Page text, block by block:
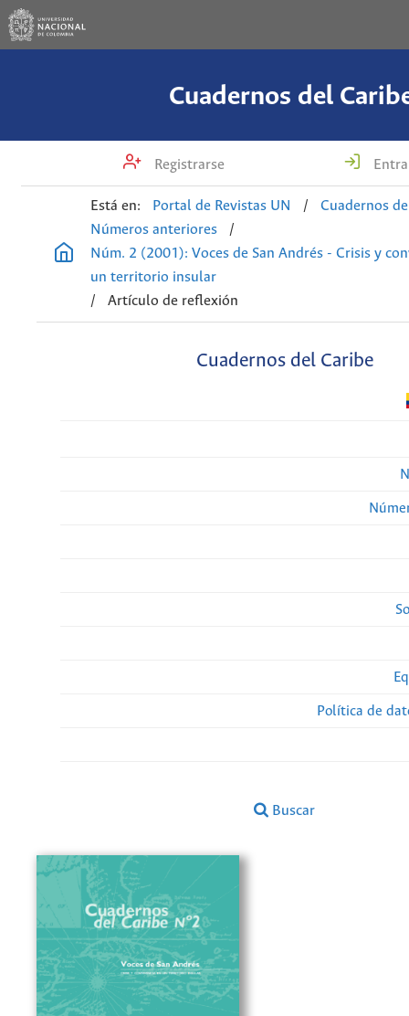
Cuadernos del
Registrarse
Está en: Portal de Revistas UN /
Cuadernos
Números anteriores
/
Núm. 2 (2001): Voces de San Andrés - Crisis y
un territorio insular
/
Artículo de reflexión
Cuadernos del Caribe
Política de
Buscar